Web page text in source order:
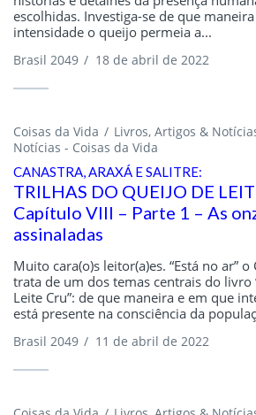
escolhidas. Investiga-se de que
intensidade o queijo permeia a...
Brasil 2049 / 18 de abril de 2022
Coisas da Vida Livros, Artigos &
Notícias - Coisas da Vida
CANASTRA, ARAXÁ E SALITRE:
TRILHAS DO QUEIJO DE
Capítulo VIII – Parte 1 – As
assinaladas
Muito cara(o)s leitor(a)es. “Está no ar”
trata de um dos temas centrais do livro
Leite Cru”: de que maneira e em que
está presente na consciência da
Brasil 2049 / 11 de abril de 2022